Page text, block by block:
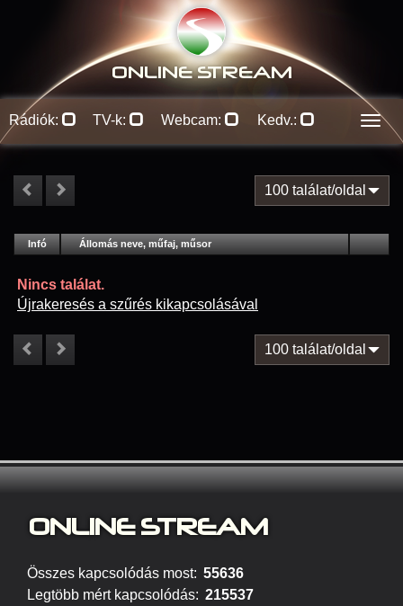
ONLINE STREAM
Rádiók: TV-k: Webcam: Kedv.:
100 találat/oldal
Infó Lejátszás
Állomás neve, műfaj, műsor
Nincs találat.
Újrakeresés a szűrés kikapcsolásával
100 találat/oldal
ONLINE STREAM
Összes kapcsolódás most: 55636
Legtöbb mért kapcsolódás: 215537